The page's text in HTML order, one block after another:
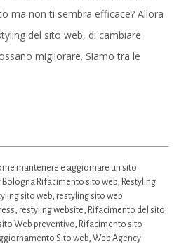
ma non ti sembra efficace? Allora
del sito web, di cambiare
migliorare. Siamo tra le
mantenere e aggiornare un sito
Bologna Rifacimento sito web, Restyling
sito web, restyling sito web
, restyling website, Rifacimento del sito
Web preventivo, Rifacimento sito
Sito web, Web Agency